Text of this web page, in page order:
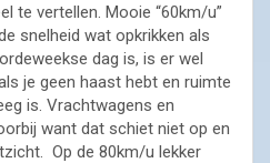
te vertellen. Mooie “60km/u”
snelheid wat opkrikken als
dag is, is er wel
je geen haast hebt en ruimte
is. Vrachtwagens en
want dat schiet niet op en
Op de 80km/u lekker